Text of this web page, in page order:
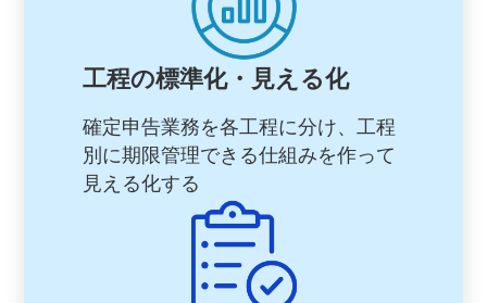
工程の標準化・見える化
確定申告業務を各工程に分け、工程
別に期限管理できる仕組みを作って
見える化する